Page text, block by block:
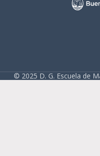
© 2025 D. G. Escuela de